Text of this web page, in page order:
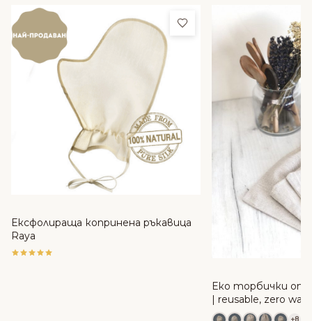
Добави в любими
Ексфолираща копринена ръкавица
Raya
Еко торбички от
| reusable, zero